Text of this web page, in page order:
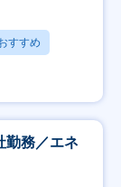
すすめ
勤務／エネ